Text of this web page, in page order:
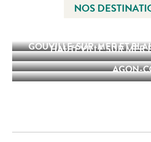
NOS
HAUTEVILLE SUR MER
GOUVILLE-SUR-MER ET
AGON-